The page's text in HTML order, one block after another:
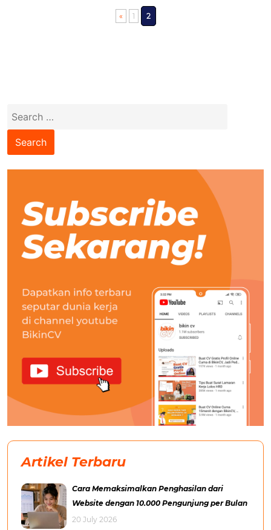
« 1 2
Search
Artikel Terbaru
Cara Memaksimalkan Penghasilan dari
Website dengan 10.000 Pengunjung per Bulan
20 July 2026